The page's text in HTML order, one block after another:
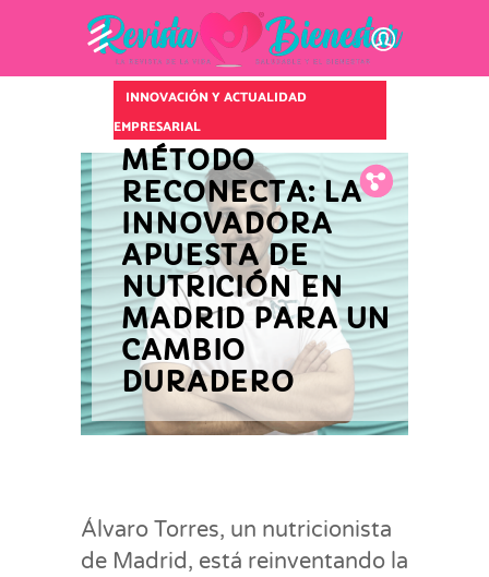
Fb.
Tw.
Pin.
INNOVACIÓN Y ACTUALIDAD
EMPRESARIAL
MÉTODO
RECONECTA: LA
INNOVADORA
APUESTA DE
NUTRICIÓN EN
MADRID PARA UN
CAMBIO
DURADERO
Álvaro Torres, un nutricionista
de Madrid, está reinventando la